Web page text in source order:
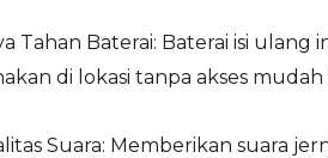
Tahan Baterai: Baterai isi
di lokasi tanpa akses
Suara: Memberikan suara